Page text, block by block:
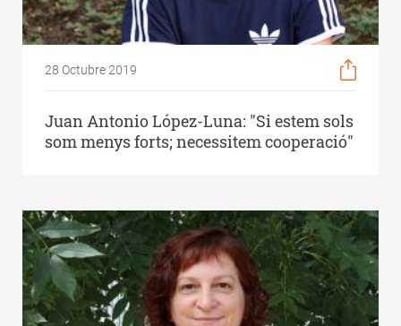
28 Octubre 2019
Juan Antonio López-Luna: "Si estem sols
som menys forts; necessitem cooperació"